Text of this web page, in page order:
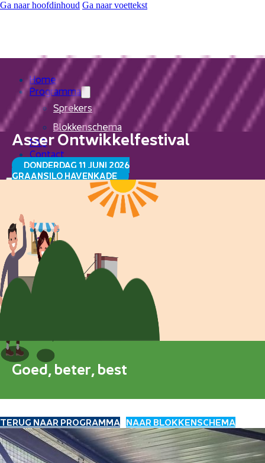
Ga naar hoofdinhoud Ga naar voettekst
Home
Programma
Sprekers
Blokkenschema
FAQ
Contact
Home
Programma
Sprekers
Blokkenschema
Asser Ontwikkelfestival
DONDERDAG 11 JUNI 2026
GRAANSILO HAVENKADE
Goed, beter, best
TERUG NAAR PROGRAMMA NAAR BLOKKENSCHEMA